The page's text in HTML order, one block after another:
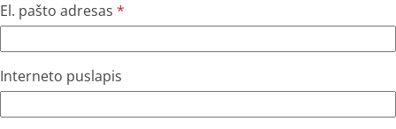
El. pašto adresas *
Interneto puslapis